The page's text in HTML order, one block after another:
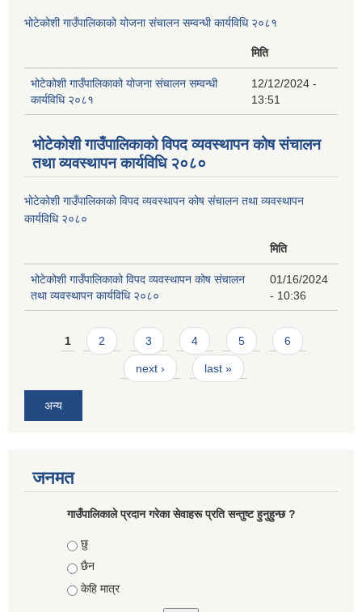
भोटेकोशी गाउँपालिकाको योजना संचालन सम्वन्धी कार्यविधि २०८१
मिति
भोटेकोशी गाउँपालिकाको योजना संचालन सम्वन्धी
कार्यविधि २०८१
12/12/2024 -
13:51
भोटेकोशी गाउँपालिकाको विपद व्यवस्थापन कोष संचालन
तथा व्यवस्थापन कार्यविधि २०८०
भोटेकोशी गाउँपालिकाको विपद व्यवस्थापन कोष संचालन तथा व्यवस्थापन
कार्यविधि २०८०
मिति
भोटेकोशी गाउँपालिकाको विपद व्यवस्थापन कोष संचालन
तथा व्यवस्थापन कार्यविधि २०८०
01/16/2024
- 10:36
Pages
1 2 3 4 5 6
next › last »
अन्य
जनमत
गाउँपालिकाले प्रदान गरेका सेवाहरू प्रति सन्तुष्ट हुनुहुन्छ ?
Choices
छु
छैन
केहि मात्र